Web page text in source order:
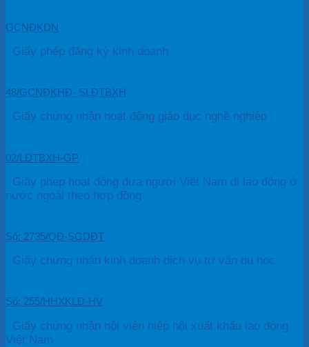
GCNĐKDN
Giấy phép đăng ký kinh doanh
48/GCNĐKHĐ- SLĐTBXH
Giấy chứng nhận hoạt động giáo dục nghề nghiệp
02/LĐTBXH-GP
Giấy phép hoạt động đưa người Việt Nam đi lao động ở
nước ngoài theo hợp đồng
Số: 2735/QĐ-SGDĐT
Giấy chứng nhận kinh doanh dịch vụ tư vấn du học
Số: 255/HHXKLĐ-HV
Giấy chứng nhận hội viên hiệp hội xuất khẩu lao động
Việt Nam